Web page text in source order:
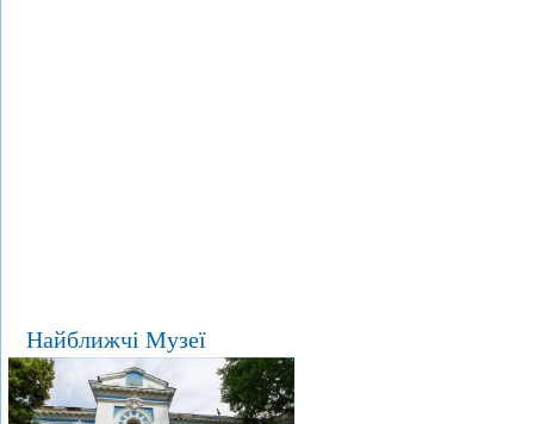
Найближчі Музеї